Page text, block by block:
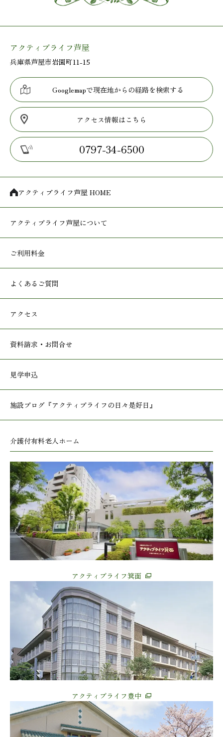
アクティブライフ芦屋
兵庫県芦屋市岩園町11-15
Googlemapで現在地からの経路を検索する
アクセス情報はこちら
0797-34-6500
アクティブライフ芦屋 HOME
アクティブライフ芦屋について
ご利用料金
よくあるご質問
アクセス
資料請求・お問合せ
見学申込
施設ブログ 『アクティブライフの日々是好日』
介護付有料老人ホーム
アクティブライフ箕面
アクティブライフ豊中